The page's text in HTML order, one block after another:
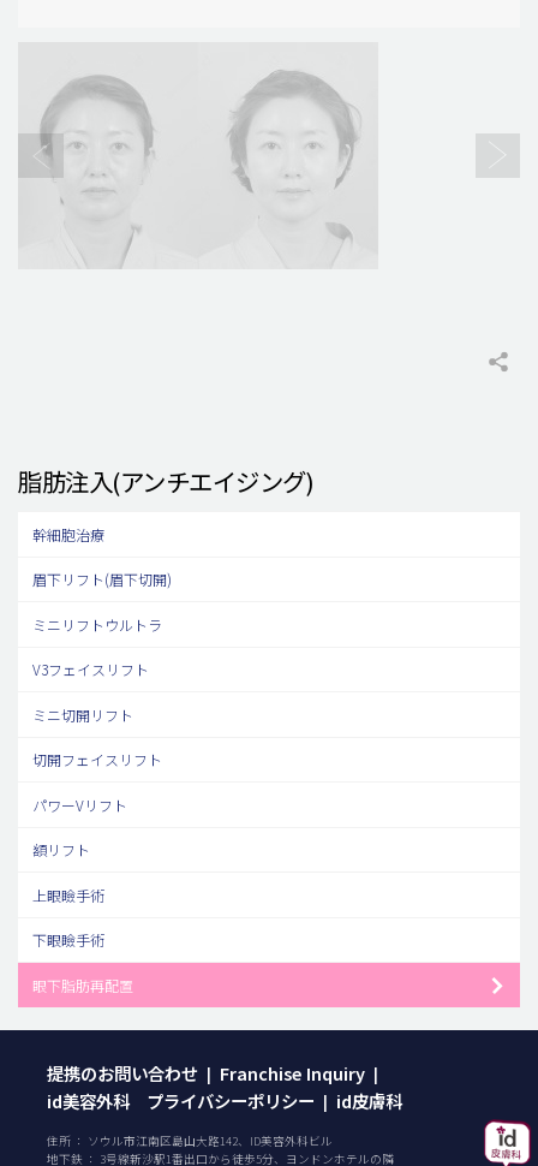
脂肪注入(アンチエイジング)
幹細胞治療
眉下リフト(眉下切開)
ミニリフトウルトラ
V3フェイスリフト
ミニ切開リフト
切開フェイスリフト
パワーVリフト
額リフト
上眼瞼手術
下眼瞼手術
眼下脂肪再配置
提携のお問い合わせ | Franchise Inquiry |
id美容外科 プライバシーポリシー | id皮膚科
住所 ： ソウル市江南区島山大路142、ID美容外科ビル
地下鉄 ： 3号線新沙駅1番出口から徒歩5分、ヨンドンホテルの隣